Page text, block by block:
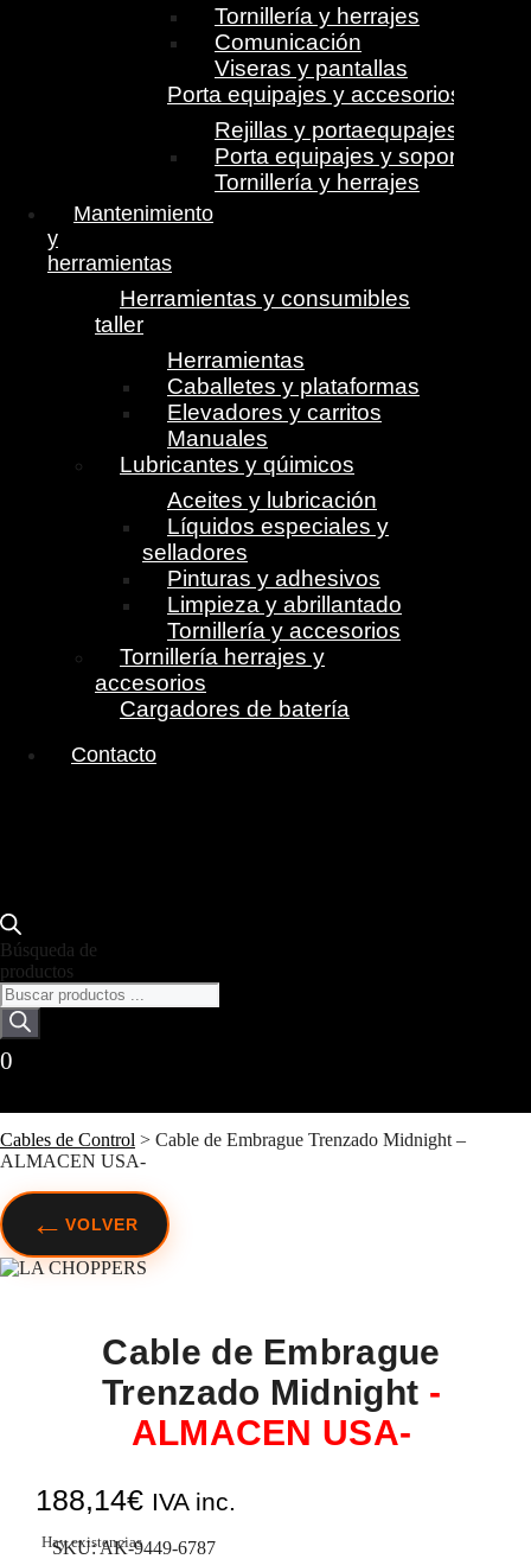
Cables de Control > Cable de Embrague Trenzado Midnight –
ALMACEN USA-
Tornillería y herrajes
Comunicación
Viseras y pantallas
Porta equipajes y accesorios
Rejillas y portaequpajes
Porta equipajes y soportes
Tornillería y herrajes
Mantenimiento
y
herramientas
Herramientas y consumibles
taller
Herramientas
Caballetes y plataformas
Elevadores y carritos
Manuales
Lubricantes y qúimicos
Aceites y lubricación
Líquidos especiales y
selladores
Pinturas y adhesivos
Limpieza y abrillantado
Tornillería y accesorios
Tornillería herrajes y
accesorios
Cargadores de batería
Contacto
Búsqueda de
productos
0
← VOLVER
Cable de Embrague
Trenzado Midnight -
ALMACEN USA-
188,14€ IVA inc.
Hay existencias
SKU:AK-9449-6787